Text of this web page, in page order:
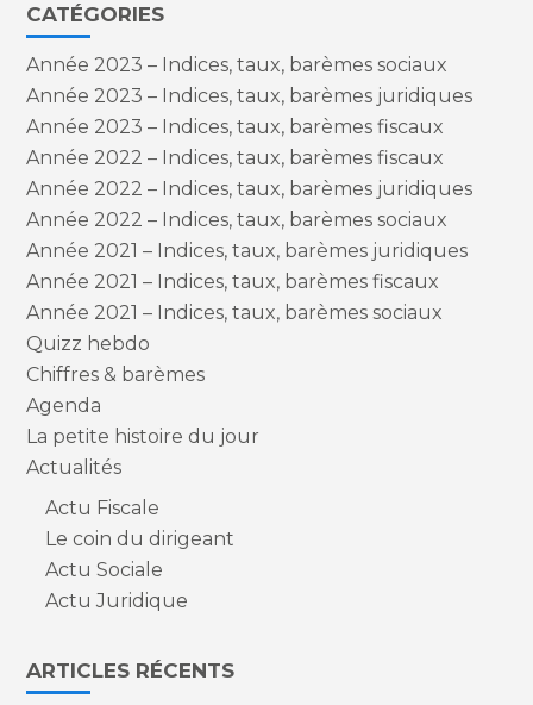
CATÉGORIES
Année 2023 – Indices, taux, barèmes sociaux
Année 2023 – Indices, taux, barèmes juridiques
Année 2023 – Indices, taux, barèmes fiscaux
Année 2022 – Indices, taux, barèmes fiscaux
Année 2022 – Indices, taux, barèmes juridiques
Année 2022 – Indices, taux, barèmes sociaux
Année 2021 – Indices, taux, barèmes juridiques
Année 2021 – Indices, taux, barèmes fiscaux
Année 2021 – Indices, taux, barèmes sociaux
Quizz hebdo
Chiffres & barèmes
Agenda
La petite histoire du jour
Actualités
Actu Fiscale
Le coin du dirigeant
Actu Sociale
Actu Juridique
ARTICLES RÉCENTS